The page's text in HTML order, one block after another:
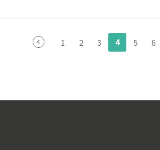
부러지거나 빠지게 됩니다. 특히 정수리와 헤어
다. 2. 머리카락 빠..1 2 3 4 5 6